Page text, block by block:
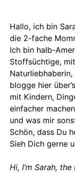
Hallo, ich bin
die 2-fache
Ich bin halb-
Stoffsüchtige,
blogge hier
mit Kindern,
einfacher
und was mir
Schön, dass Du
Sieh Dich gerne
Hi, I’m Sarah,